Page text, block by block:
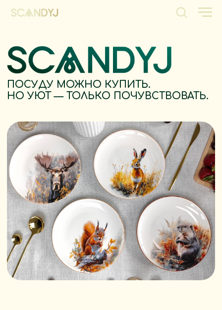
ПОСУДУ МОЖНО КУПИТЬ.
НО УЮТ — ТОЛЬКО ПОЧУВСТВОВАТЬ.
О бренде
Мы — семья, влюблённая в тишину
деревенских рассветов, в аромат
чая с чабрецом и в тепло, которое